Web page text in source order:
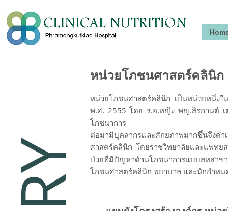
หน่วยโภชนศาสตร์คลินิก เป็นหน่วยหนึ่งใ
พ.ศ. 2555 โดย ร.อ.หญิง พญ.สิรกานต์ เ
โภชนาการ
ต่อมามีบุคลากรและศักยภาพมากขึ้นจึงด
ศาสตร์คลินิก โดยราชวิทยาลัยและแพท
ป่วยที่มีปัญหาด้านโภชนาการแบบสหสาข
โภชนศาสตร์คลินิก พยาบาล และนักกำหน
หน่วยโภชนศาสตร์คลินิก